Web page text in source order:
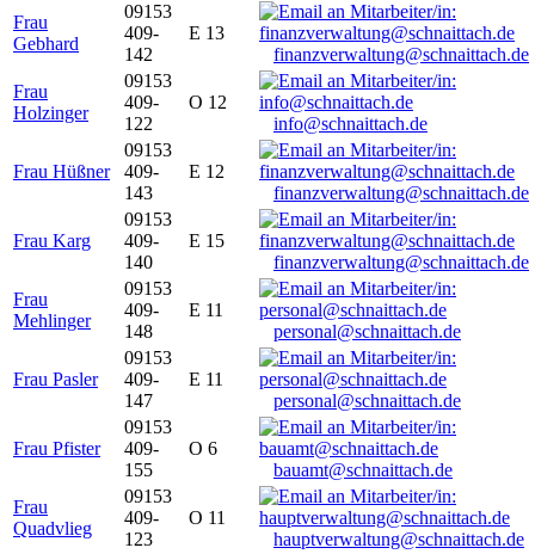
Frau
Gebhard
09153
409-
142
E 13
finanzverwaltung@schnaittach.de
Frau
Holzinger
09153
409-
122
O 12
info@schnaittach.de
Frau Hüßner
09153
409-
143
E 12
finanzverwaltung@schnaittach.de
Frau Karg
09153
409-
140
E 15
finanzverwaltung@schnaittach.de
Frau
Mehlinger
09153
409-
148
E 11
personal@schnaittach.de
Frau Pasler
09153
409-
147
E 11
personal@schnaittach.de
Frau Pfister
09153
409-
155
O 6
bauamt@schnaittach.de
Frau
Quadvlieg
09153
409-
123
O 11
hauptverwaltung@schnaittach.de